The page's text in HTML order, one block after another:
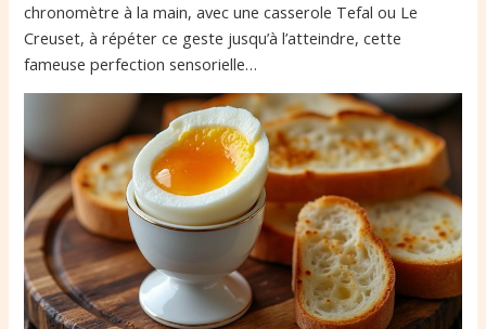
chronomètre à la main, avec une casserole Tefal ou Le
Creuset, à répéter ce geste jusqu’à l’atteindre, cette
fameuse perfection sensorielle…